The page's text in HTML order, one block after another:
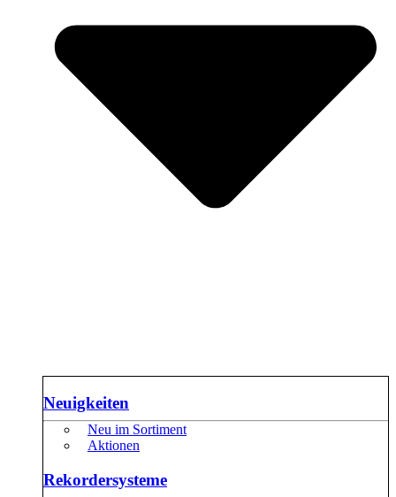
Neuigkeiten
Neu im Sortiment
Aktionen
Rekordersysteme